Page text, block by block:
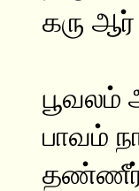
கரு
பூவலம்
பாவம்